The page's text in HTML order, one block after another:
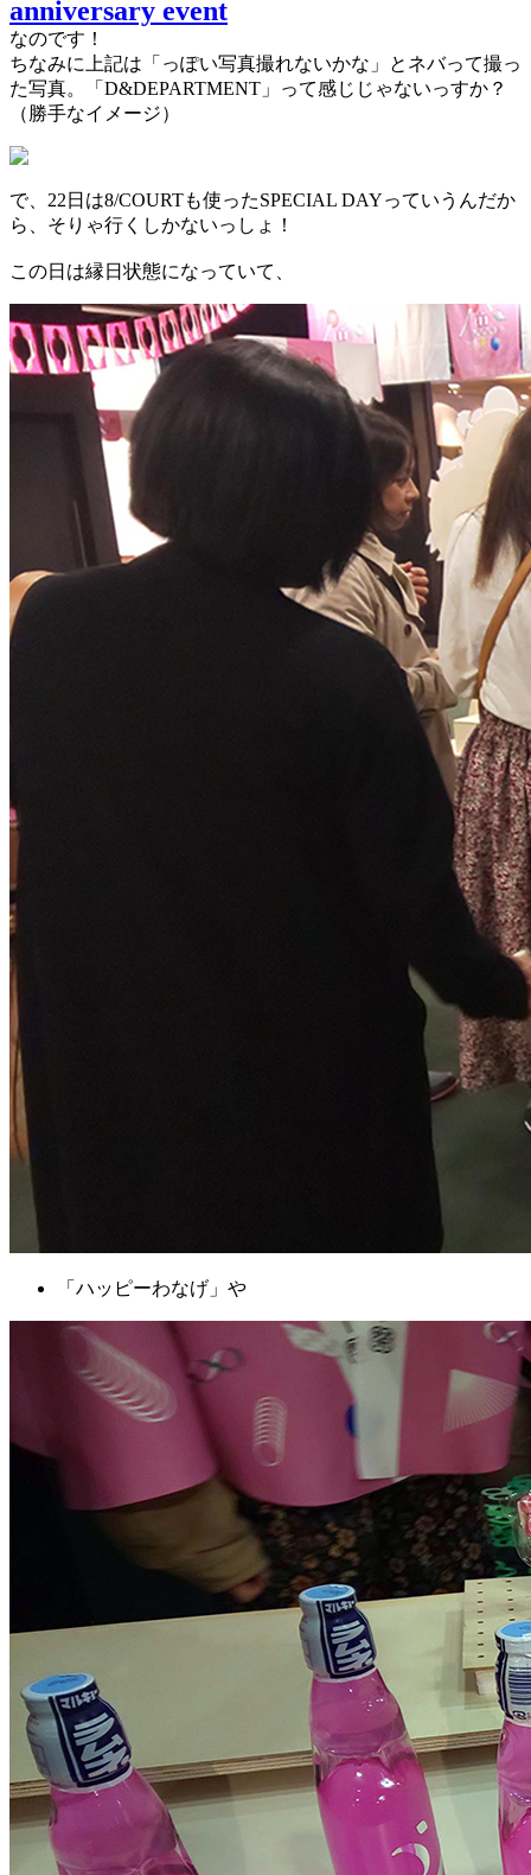
anniversary event
なのです！
ちなみに上記は「っぽい写真撮れないかな」とネバって撮っ
た写真。「D&DEPARTMENT」って感じじゃないっすか？
（勝手なイメージ）
で、22日は8/COURTも使ったSPECIAL DAYっていうんだか
ら、そりゃ行くしかないっしょ！
この日は縁日状態になっていて、
「ハッピーわなげ」や